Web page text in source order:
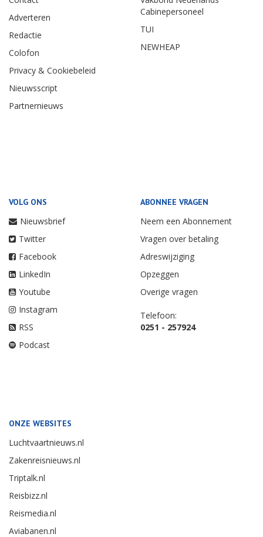
Adverteren
Redactie
Colofon
Privacy & Cookiebeleid
Nieuwsscript
Partnernieuws
Cabinepersoneel
TUI
NEWHEAP
VOLG ONS
Nieuwsbrief
Twitter
Facebook
LinkedIn
Youtube
Instagram
RSS
Podcast
ABONNEE VRAGEN
Neem een Abonnement
Vragen over betaling
Adreswijziging
Opzeggen
Overige vragen
Telefoon:
0251 - 257924
ONZE WEBSITES
Luchtvaartnieuws.nl
Zakenreisnieuws.nl
Triptalk.nl
Reisbizz.nl
Reismedia.nl
Aviabanen.nl